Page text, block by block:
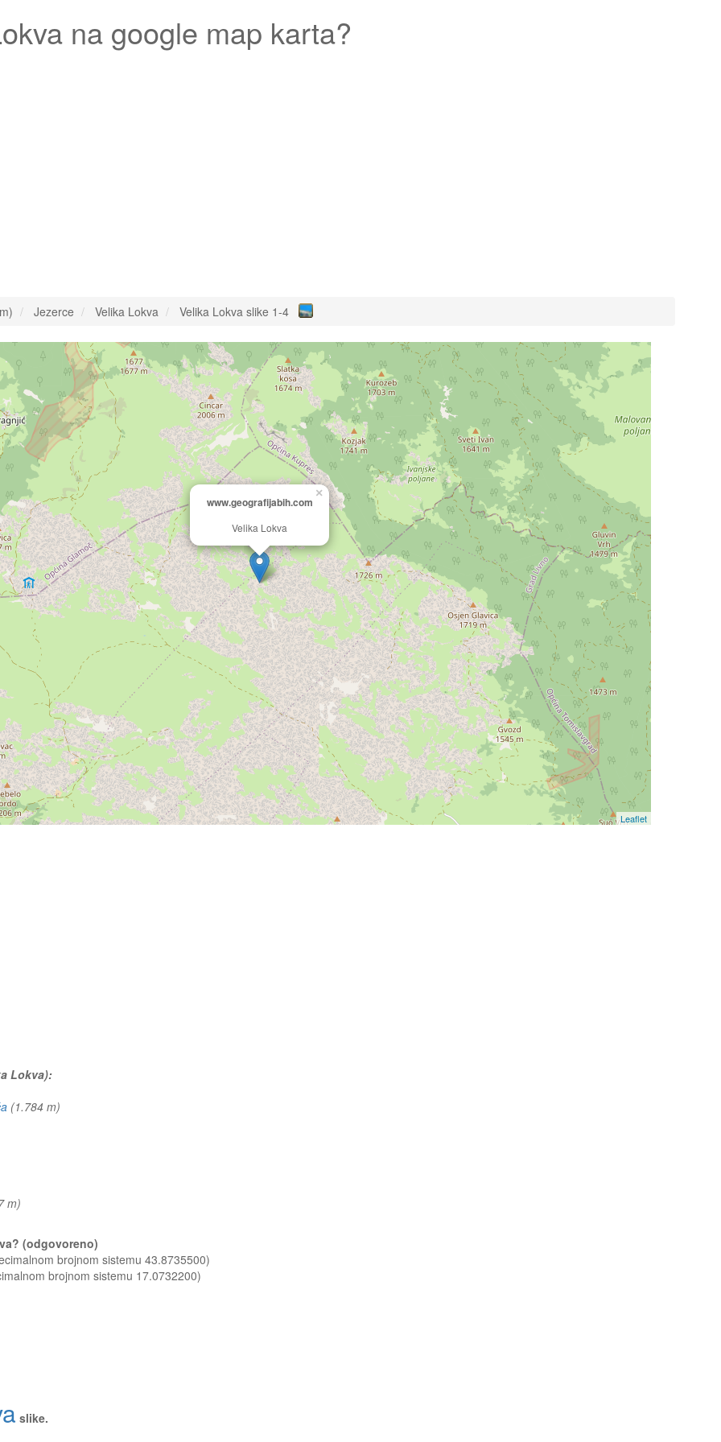
na google map karta?
Jezerce Velika Lokva Velika Lokva slike 1-4
www.geografijabih.com
Velika Lokva
×
Leaflet
Lokva):
(1.784 m)
m)
(odgovoreno)
brojnom sistemu 43.8735500)
brojnom sistemu 17.0732200)
slike.